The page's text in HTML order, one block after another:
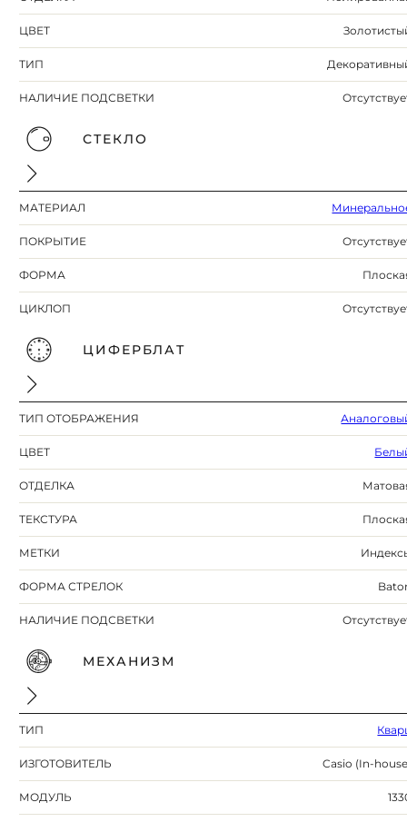
ЦВЕТ
ТИП
НАЛИЧИЕ ПОДСВЕТКИ
СТЕКЛО
МАТЕРИАЛ
ПОКРЫТИЕ
ФОРМА
ЦИКЛОП
ЦИФЕРБЛАТ
ТИП ОТОБРАЖЕНИЯ
ЦВЕТ
ОТДЕЛКА
ТЕКСТУРА
МЕТКИ
ФОРМА СТРЕЛОК
НАЛИЧИЕ ПОДСВЕТКИ
МЕХАНИЗМ
ТИП
ИЗГОТОВИТЕЛЬ Casio (In-
МОДУЛЬ